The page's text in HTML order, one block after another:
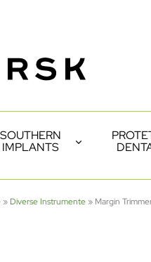
SOUTHERN
IMPLANTS
» Diverse Instrumente » Margin